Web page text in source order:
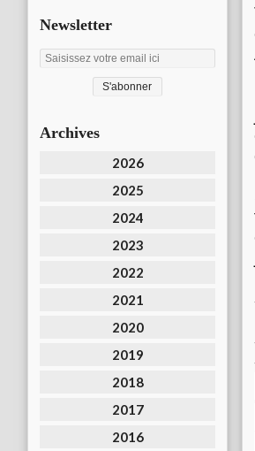
Newsletter
Archives
2026
2025
2024
2023
2022
2021
2020
2019
2018
2017
2016